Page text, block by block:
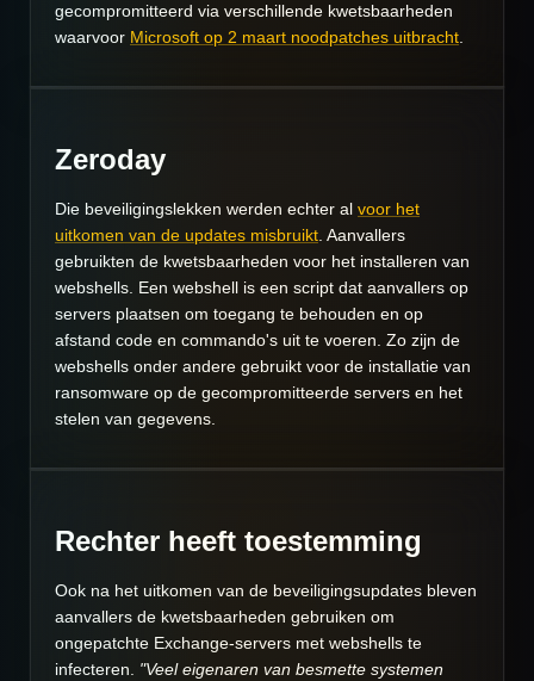
gecompromitteerd via verschillende kwetsbaarheden
waarvoor Microsoft op 2 maart noodpatches uitbracht
Zeroday
Die beveiligingslekken werden echter al voor het
uitkomen van de updates misbruikt . Aanvallers
gebruikten de kwetsbaarheden voor het installeren van
webshells. Een webshell is een script dat aanvallers op
servers plaatsen om toegang te behouden en op
afstand code en commando's uit te voeren. Zo zijn de
webshells onder andere gebruikt voor de installatie van
ransomware op de gecompromitteerde servers en het
stelen van gegevens.
Rechter heeft toestemming
Ook na het uitkomen van de beveiligingsupdates bleven
aanvallers de kwetsbaarheden gebruiken om
ongepatchte Exchange-servers met webshells te
infecteren. "Veel eigenaren van besmette systemen